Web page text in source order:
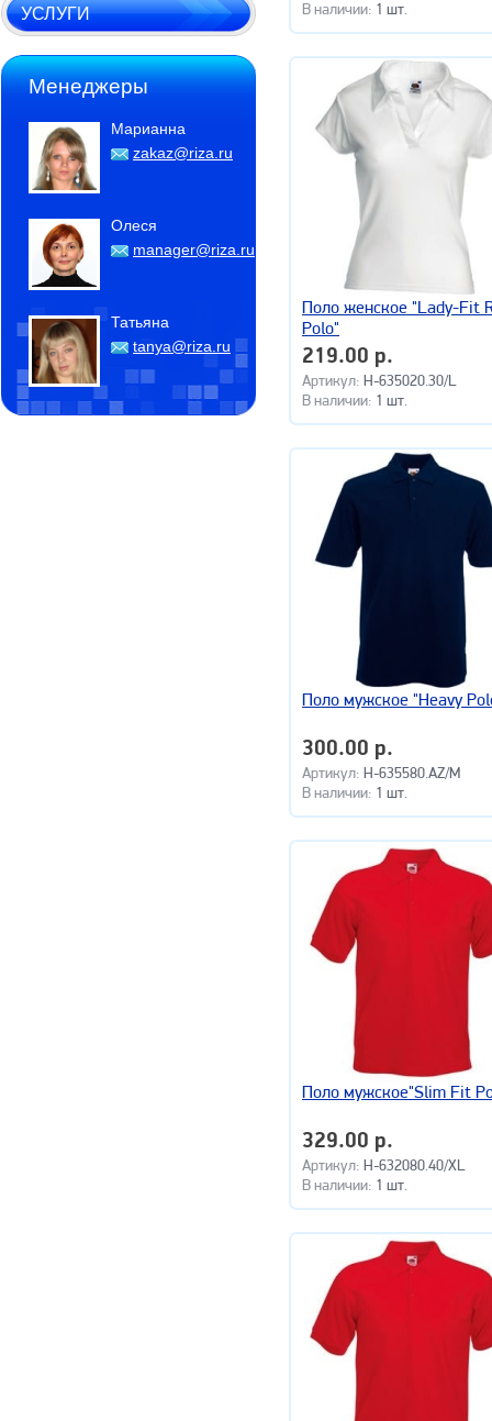
УСЛУГИ
Менеджеры
Марианна
zakaz@riza.ru
Олеся
manager@riza.ru
Татьяна
tanya@riza.ru
В наличии: 1 шт.
Поло женское "Lady-Fit
Polo"
219.00 р.
Артикул: H-635020.30/L
В наличии: 1 шт.
Поло мужское "Heavy
300.00 р.
Артикул: H-635580.AZ/M
В наличии: 1 шт.
Поло мужское"Slim Fit
329.00 р.
Артикул: H-632080.40/XL
В наличии: 1 шт.